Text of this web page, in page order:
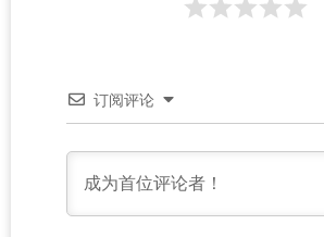
订阅评论